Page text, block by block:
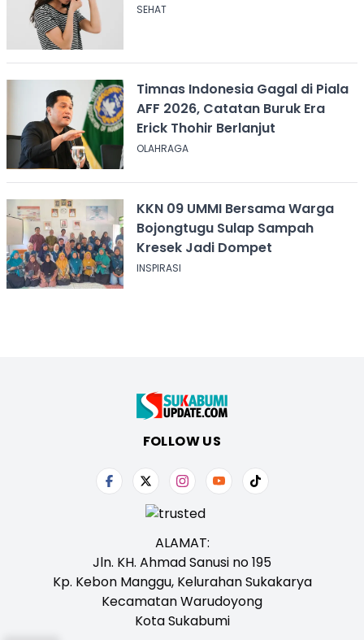
SEHAT
Timnas Indonesia Gagal di Piala
AFF 2026, Catatan Buruk Era
Erick Thohir Berlanjut
OLAHRAGA
KKN 09 UMMI Bersama Warga
Bojongtugu Sulap Sampah
Kresek Jadi Dompet
INSPIRASI
FOLLOW US
ALAMAT:
Jln. KH. Ahmad Sanusi no 195
Kp. Kebon Manggu, Kelurahan Sukakarya
Kecamatan Warudoyong
Kota Sukabumi